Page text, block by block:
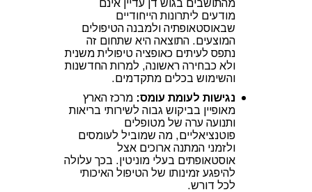
מהתושבים בגוש דן עדיין אינם
מודעים ליתרונות הייחודיים
שבאוסטאופתיה ולמבנה הטיפולים
המוצעים. התוצאה היא שתחום זה
נתפס לעיתים כאופציה טיפולית משנית
ולא כבחירה ראשונה, למרות החדשנות
והשימוש בכלים מתקדמים.
נגישות לעומת עומס: מרכז הארץ
מאופיין בביקוש גבוה לשירותי בריאות
ותנועה ערה של מטופלים
פוטנציאליים, מה שמוביל לעומסים
ולזמני המתנה ארוכים אצל
אוסטאופתים בעלי מוניטין. בכך עלולה
להיפגע זמינותו של הטיפול האיכותי
לכל דורש.